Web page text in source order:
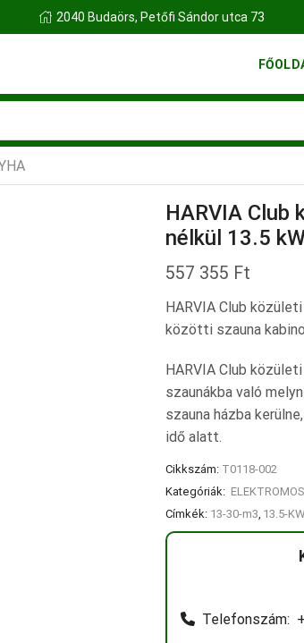
FINN FATELEP BUDAÖRS
HARVIA Club
nélkül 13.5
557 355 Ft
HARVIA Club
közötti szauna
HARVIA Club
szaunákba való
szauna házba
idő alatt.
Cikkszám: T0118-002
Kategóriák:
Címkék: 13-30-m3, 13.5-KW
Telefonszám: